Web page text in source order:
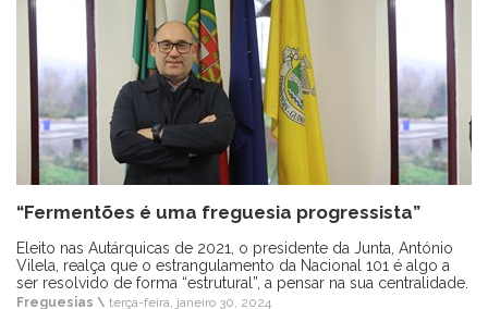
“Fermentões é uma freguesia progressista”
Eleito nas Autárquicas de 2021, o presidente da Junta, António
Vilela, realça que o estrangulamento da Nacional 101 é algo a
ser resolvido de forma “estrutural”, a pensar na sua centralidade.
Freguesias \ terça-feira, janeiro 30, 2024